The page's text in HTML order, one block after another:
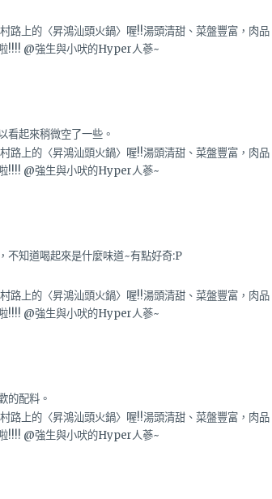
看起來稍微空了一些。
不知道喝起來是什麼味道~有點好奇:P
的配料。